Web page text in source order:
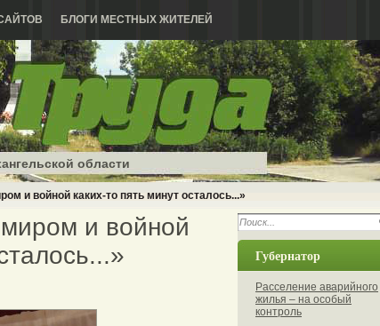
БЛОГИ МЕСТНЫХ ЖИТЕЛЕЙ
области
и войной каких-то пять минут осталось...»
и войной
Губернатор
Расселение аварийного
жилья – на особый
контроль